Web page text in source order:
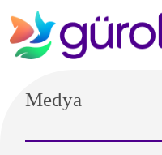
Medya